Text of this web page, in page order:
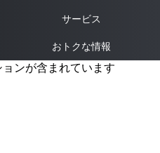
サービス
おトクな情報
ンが含まれています